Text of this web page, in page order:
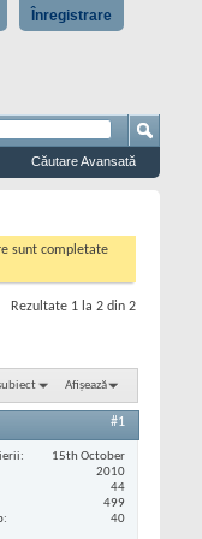
Înregistrare
Căutare Avansată
sunt completate
Rezultate 1 la 2 din 2
Afișează
#1
15th October
2010
44
499
40